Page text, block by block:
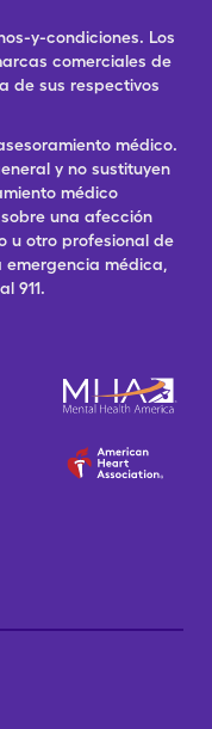
y-condiciones. Los
comerciales de
de sus respectivos
médico.
y no sustituyen
médico
una afección
u otro profesional de
emergencia médica,
911.